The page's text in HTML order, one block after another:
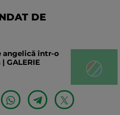
DE
angelică într-o
GALERIE